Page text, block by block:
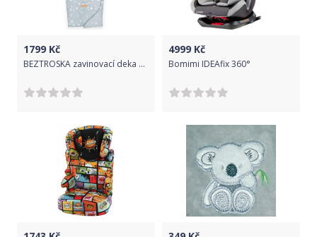
1799 Kč
BEZTROSKA zavinovací deka do autosedačky OXEYE DAISIES
4999 Kč
Bomimi IDEAfix 360°